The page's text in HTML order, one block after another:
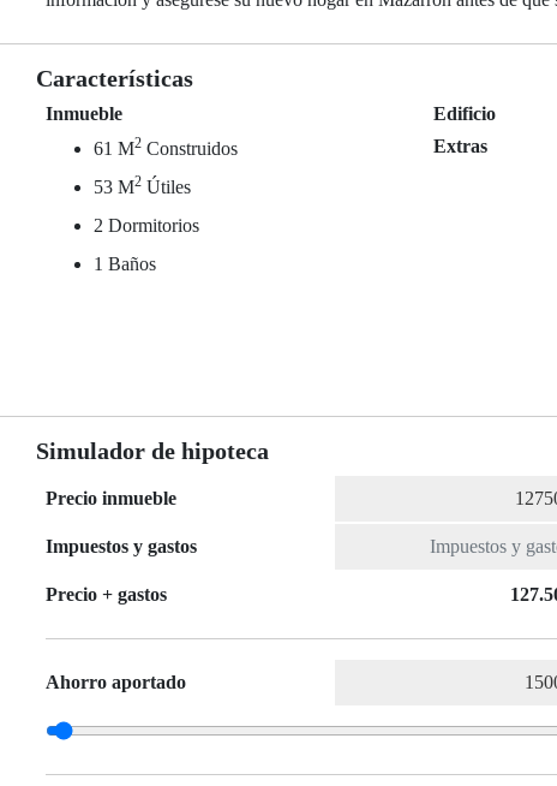
Características
Inmueble
61 M2 Construidos
53 M2 Útiles
2 Dormitorios
1 Baños
Edificio
Extras
Simulador de hipoteca
Precio inmueble
Impuestos y gastos
Precio + gastos
Ahorro aportado